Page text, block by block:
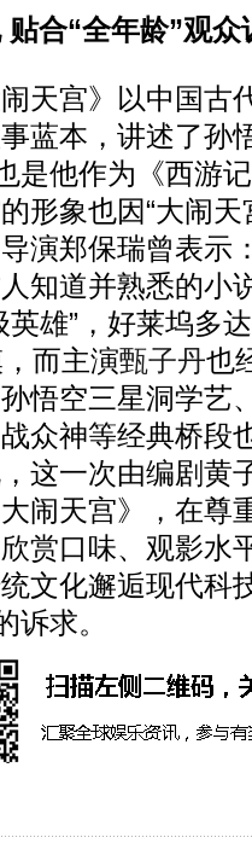
合“全年龄”观众
宫》以中国古
蓝本，讲述了孙
是他作为《西游
形象也因“大闹天
演郑保瑞曾表示
知道并熟悉的小
雄”，好莱坞多
而主演甄子丹也
悟空三星洞学艺
众神等经典桥段
这一次由编剧黄
闹天宫》，在尊
赏口味、观影水
文化邂逅现代科
诉求。